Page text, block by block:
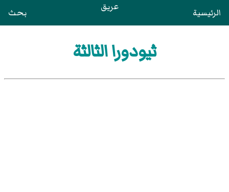
الرئيسية عريق بحث
ثيودورا الثالثة